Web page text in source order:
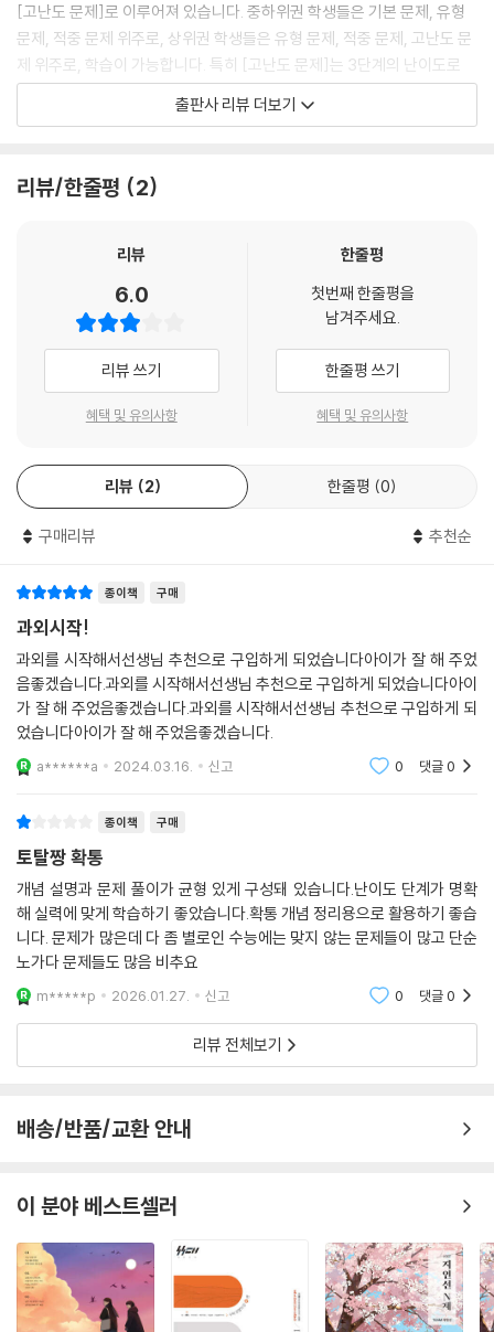
[고난도 문제]로 이루어져 있습니다. 중하위권 학생들은 기본 문제, 유형
문제, 적중 문제 위주로, 상위권 학생들은 유형 문제, 적중 문제, 고난도 문
제 위주로, 학습이 가능합니다. 특히 [고난도 문제]는 3단계의 난이도로
레벨을 지어 수록하여 수준에 맞춰 학습할 수 있도록 하였습니다.
☆ 학교 시험에 자주 출제되는 교육청 기출문제가 들어 있는 내신문제집
여 수록하였습니다. 교육청 기출문제와 기출문제를 변형한 문제는 문항 옆
☆ 1679개의 많은 문제가 수록된 내신문제집
수준의 문제들로 구성되어 누구나 이 한 권으로 내신을 대비할 수 있는 To
tal 내신문제집입니다.
◆ 이 책의 구성
- 교과서 내용을 꼼꼼하게 분석하여 각 단원의 중요 핵심 개념을 한눈에 볼
수 있도록 정리하였습니다. 보충 설명이 필요한 부분은 오른쪽 보조단에
추가로 설명하였습니다.
☆ 기본 문제
념에 해당하는 문제들을 충분히 반복 연습할 수 있도록 많은 문제를 수록
하였습니다.
☆ 유형 문제
- 학교 시험의 출제 경향을 치밀하게 분석하여 그 유형을 분류한 후, 해법
을 제시하였습니다. 다양한 문제를 연습할 수 있도록 구성하였고, 시험에
서 출제 비율이 높은 문항에는 ‘중요’, ‘짱중요’ 표시를 하였습니다.
☆ 적중 문제
- 학교 시험에 자주 출제되는 유형의 문제들을 선별하여 집중적으로 풀어
로 적합한 문항들은 문제 옆에 ‘서술형’이라고 표기하였습니다.
☆ 고난도 문제
- 시험에서 1등급을 결정지을 수 있는 변별력 있는 문제들을 선별하여 수
록하였습니다. 수학적 사고력과 응용력을 높일 수 있는 문제들을 다양하게
연습할 수 있도록 하였습니다. 고난도 안에서도 3단계의 레벨을 구분 지어
학생들 수준에 맞춰 학습할 수 있도록 구성하였습니다.
출판사 리뷰 더보기
리뷰/한줄평 2
리뷰
6.0
리뷰 쓰기
혜택 및 유의사항
한줄평
첫번째 한줄평을
남겨주세요.
한줄평 쓰기
혜택 및 유의사항
리뷰 2 한줄평 0
구매리뷰 추천순
종이책 구매
과외시작!
과외를 시작해서선생님 추천으로 구입하게 되었습니다아이가 잘 해 주었
음좋겠습니다.과외를 시작해서선생님 추천으로 구입하게 되었습니다아이
가 잘 해 주었음좋겠습니다.과외를 시작해서선생님 추천으로 구입하게 되
었습니다아이가 잘 해 주었음좋겠습니다.
a******a 2024.03.16. 신고 0 댓글0
종이책 구매
토탈짱 확통
개념 설명과 문제 풀이가 균형 있게 구성돼 있습니다.난이도 단계가 명확
해 실력에 맞게 학습하기 좋았습니다.확통 개념 정리용으로 활용하기 좋습
니다. 문제가 많은데 다 좀 별로인 수능에는 맞지 않는 문제들이 많고 단순
노가다 문제들도 많음 비추요
m*****p 2026.01.27. 신고 0 댓글0
리뷰 전체보기
배송/반품/교환 안내
이 분야 베스트셀러